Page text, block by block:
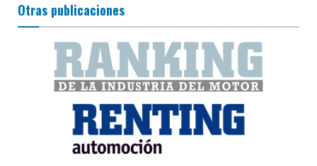
Otras publicaciones